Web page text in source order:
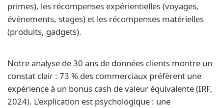
primes), les récompenses expérientielles (voyages,
événements, stages) et les récompenses matérielles
(produits, gadgets).
Notre analyse de 30 ans de données clients montre un
constat clair : 73 % des commerciaux préfèrent une
expérience à un bonus cash de valeur équivalente (IRF,
2024). L’explication est psychologique : une